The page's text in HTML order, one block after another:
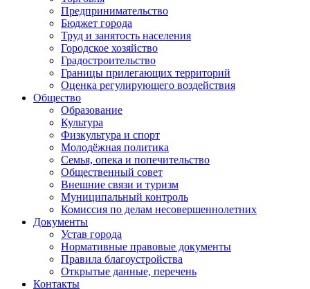
Предпринимательство
Бюджет города
Труд и занятость населения
Городское хозяйство
Градостроительство
Границы прилегающих территорий
Оценка регулирующего воздействия
Общество
Образование
Культура
Физкультура и спорт
Молодёжная политика
Семья, опека и попечительство
Общественный совет
Внешние связи и туризм
Муниципальный контроль
Комиссия по делам несовершеннолетних
Документы
Устав города
Нормативные правовые документы
Правила благоустройства
Открытые данные, перечень
Контакты